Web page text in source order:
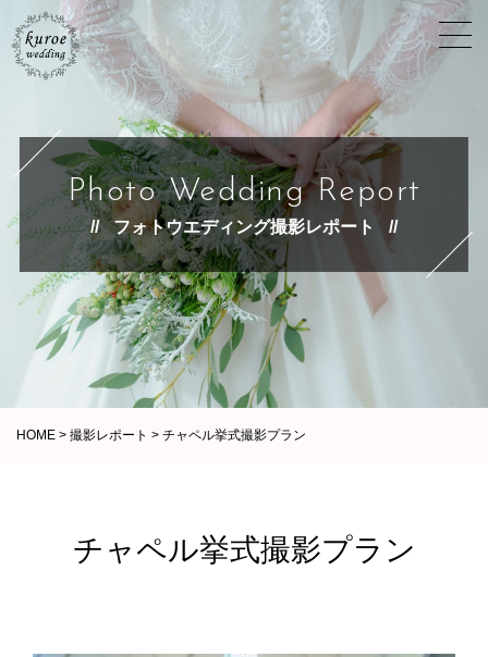
Photo Wedding Report
フォトウエディング撮影レポート
HOME > 撮影レポート > チャペル挙式撮影プラン
チャペル挙式撮影プラン